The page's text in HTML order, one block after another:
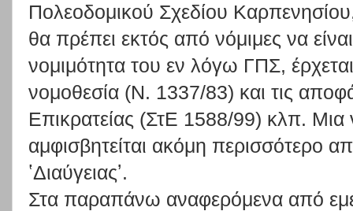
Πολεοδομικού Σχεδίου
θα πρέπει εκτός από νόμιμες να
νομιμότητα του εν λόγω ΓΠΣ,
νομοθεσία (Ν. 1337/83) και τις
Επικρατείας (ΣτΕ 1588/99) κλπ. Μια
αμφισβητείται ακόμη περισσότερο
ʽΔιαύγειαςʼ.
Στα παραπάνω αναφερόμενα από